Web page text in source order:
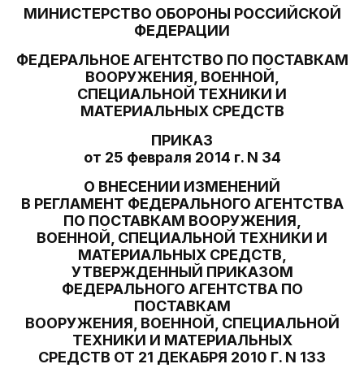
МИНИСТЕРСТВО ОБОРОНЫ РОССИЙСКОЙ
ФЕДЕРАЦИИ
ФЕДЕРАЛЬНОЕ АГЕНТСТВО ПО ПОСТАВКАМ
ВООРУЖЕНИЯ, ВОЕННОЙ,
СПЕЦИАЛЬНОЙ ТЕХНИКИ И
МАТЕРИАЛЬНЫХ СРЕДСТВ
ПРИКАЗ
от 25 февраля 2014 г. N 34
О ВНЕСЕНИИ ИЗМЕНЕНИЙ
В РЕГЛАМЕНТ ФЕДЕРАЛЬНОГО АГЕНТСТВА
ПО ПОСТАВКАМ ВООРУЖЕНИЯ,
ВОЕННОЙ, СПЕЦИАЛЬНОЙ ТЕХНИКИ И
МАТЕРИАЛЬНЫХ СРЕДСТВ,
УТВЕРЖДЕННЫЙ ПРИКАЗОМ
ФЕДЕРАЛЬНОГО АГЕНТСТВА ПО
ПОСТАВКАМ
ВООРУЖЕНИЯ, ВОЕННОЙ, СПЕЦИАЛЬНОЙ
ТЕХНИКИ И МАТЕРИАЛЬНЫХ
СРЕДСТВ ОТ 21 ДЕКАБРЯ 2010 Г. N 133